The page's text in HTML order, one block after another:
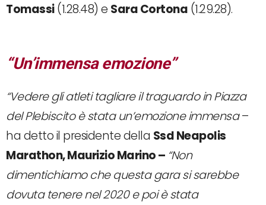
Tomassi(1.28.48) e Sara Cortona (1.29.28).
“Un’immensa emozione”
“Vedere gli atleti tagliare il traguardo in Piazza
del Plebiscito è stata un’emozione immensa–
ha detto il presidente della Ssd Neapolis
Marathon, Maurizio Marino – “Non
dimentichiamo che questa gara si sarebbe
dovuta tenere nel 2020 e poi è stata